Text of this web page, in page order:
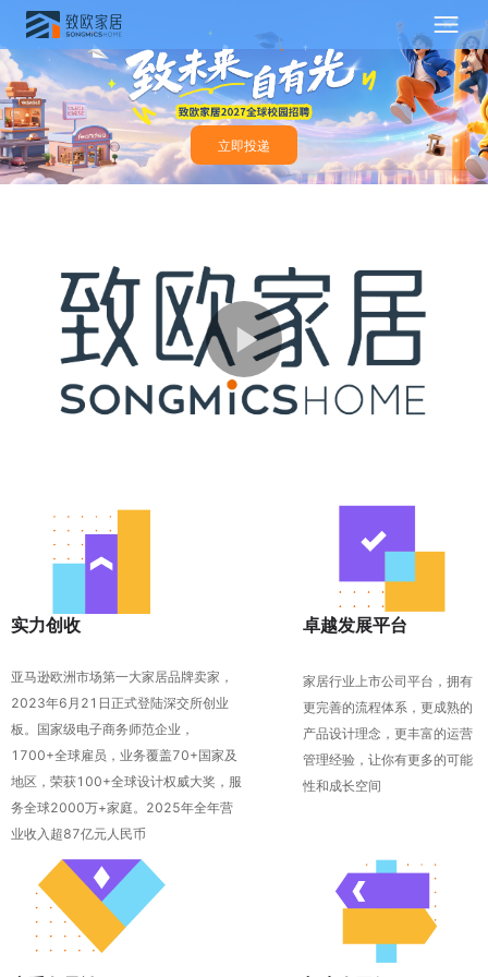
立即投递
亚马逊欧洲市场第一大家居品牌卖家，
2023年6月21日正式登陆深交所创业
板。国家级电子商务师范企业，
1700+全球雇员，业务覆盖70+国家及
地区，荣获100+全球设计权威大奖，服
务全球2000万+家庭。2025年全年营
业收入超87亿元人民币
实力创收 卓越发展平台
家居行业上市公司平台，拥有
更完善的流程体系，更成熟的
产品设计理念，更丰富的运营
管理经验，让你有更多的可能
性和成长空间